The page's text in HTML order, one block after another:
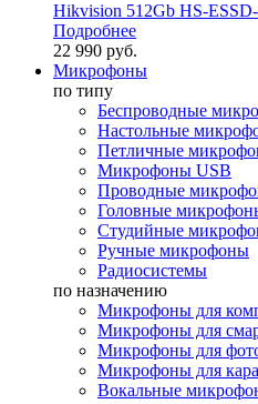
Hikvision 512Gb HS-
Подробнее
22 990 руб.
Микрофоны
по типу
Беспроводные
Настольные
Петличные
Микрофоны USB
Проводные
Головные
Студийные
Ручные микрофоны
Радиосистемы
по назначению
Микрофоны для
Микрофоны для
Микрофоны для
Микрофоны для
Вокальные